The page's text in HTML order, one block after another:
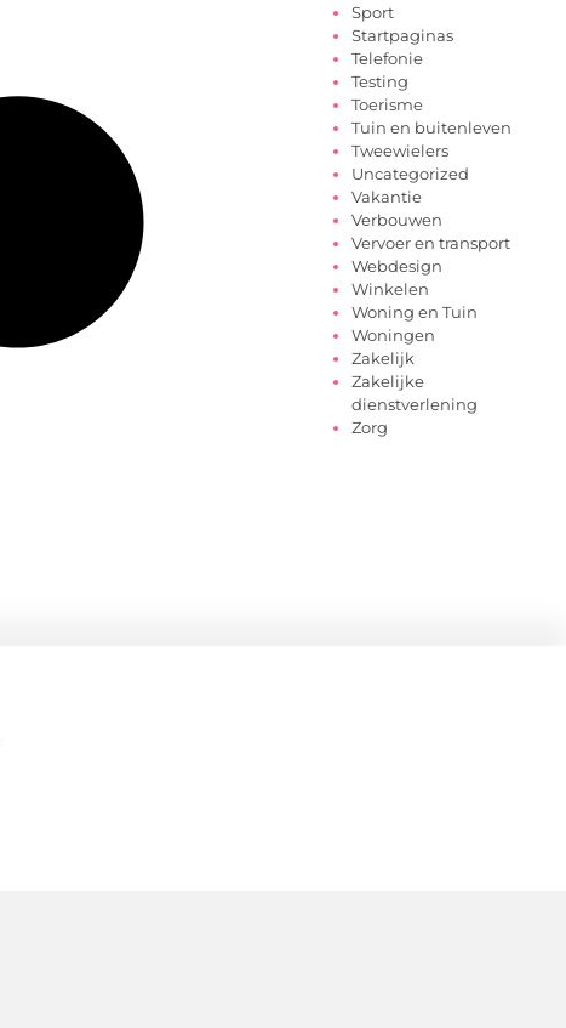
Sport
Startpaginas
Telefonie
Testing
Toerisme
Tuin en buitenleven
Tweewielers
Uncategorized
Vakantie
Verbouwen
Vervoer en transport
Webdesign
Winkelen
Woning en Tuin
Woningen
Zakelijk
Zakelijke
dienstverlening
Zorg